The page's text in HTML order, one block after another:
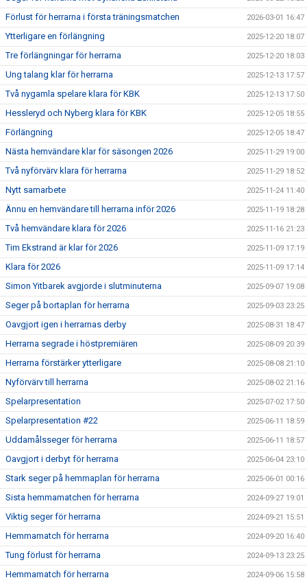
Förlust för herrarna i första träningsmatchen 2026-03-01 16:47
Ytterligare en förlängning 2025-12-20 18:07
Tre förlängningar för herrarna 2025-12-20 18:03
Ung talang klar för herrarna 2025-12-13 17:57
Två nygamla spelare klara för KBK 2025-12-13 17:50
Hessleryd och Nyberg klara för KBK 2025-12-05 18:55
Förlängning 2025-12-05 18:47
Nästa hemvändare klar för säsongen 2026 2025-11-29 19:00
Två nyförvärv klara för herrarna 2025-11-29 18:52
Nytt samarbete 2025-11-24 11:40
Ännu en hemvändare till herrarna inför 2026 2025-11-19 18:28
Två hemvändare klara för 2026 2025-11-16 21:23
Tim Ekstrand är klar för 2026 2025-11-09 17:19
Klara för 2026 2025-11-09 17:14
Simon Yitbarek avgjorde i slutminuterna 2025-09-07 19:08
Seger på bortaplan för herrarna 2025-09-03 23:25
Oavgjort igen i herrarnas derby 2025-08-31 18:47
Herrarna segrade i höstpremiären 2025-08-09 20:39
Herrarna förstärker ytterligare 2025-08-08 21:10
Nyförvärv till herrarna 2025-08-02 21:16
Spelarpresentation 2025-07-02 17:50
Spelarpresentation #22 2025-06-11 18:59
Uddamålsseger för herrarna 2025-06-11 18:57
Oavgjort i derbyt för herrarna 2025-06-04 23:10
Stark seger på hemmaplan för herrarna 2025-06-01 00:16
Sista hemmamatchen för herrarna 2024-09-27 19:01
Viktig seger för herrarna 2024-09-21 15:51
Hemmamatch för herrarna 2024-09-20 16:40
Tung förlust för herrarna 2024-09-13 23:25
Hemmamatch för herrarna 2024-09-06 15:58